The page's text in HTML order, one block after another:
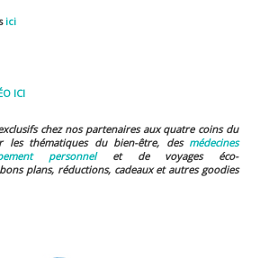
ici
ICI
chez nos partenaires aux quatre coins du
les thématiques du bien-être, des médecines
personnel et de voyages éco-
plans, réductions, cadeaux et autres goodies